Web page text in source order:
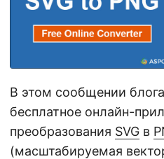
ю
В этом сообщении
бесплатное онлайн-
преобразования SVG в
(масштабируемая